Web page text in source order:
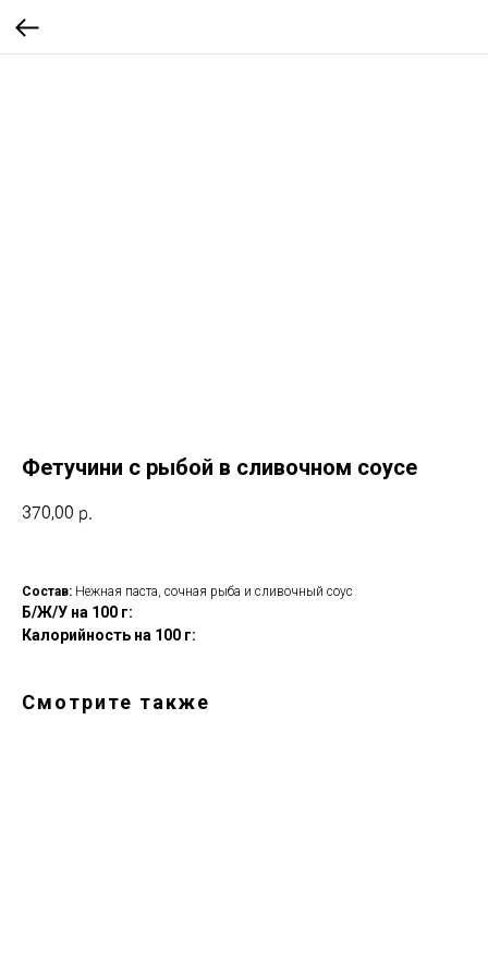
Фетучини с рыбой в сливочном соусе
370,00 р.
Состав: Нежная паста, сочная рыба и сливочный соус
Б/Ж/У на 100 г:
Калорийность на 100 г:
Смотрите также